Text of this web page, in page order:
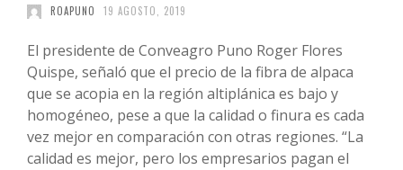
ROAPUNO 19 AGOSTO, 2019
El presidente de Conveagro Puno Roger Flores
Quispe, señaló que el precio de la fibra de alpaca
que se acopia en la región altiplánica es bajo y
homogéneo, pese a que la calidad o finura es cada
vez mejor en comparación con otras regiones. “La
calidad es mejor, pero los empresarios pagan el